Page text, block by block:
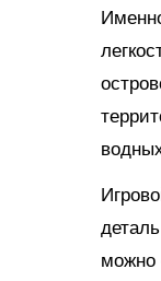
можно